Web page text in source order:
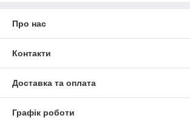
Про нас
Контакти
Доставка та оплата
Графік роботи